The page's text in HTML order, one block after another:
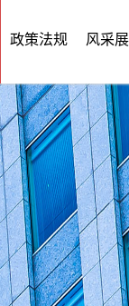
政策法规 风采